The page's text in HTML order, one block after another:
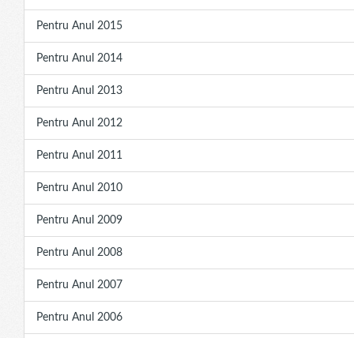
Pentru Anul 2015
Pentru Anul 2014
Pentru Anul 2013
Pentru Anul 2012
Pentru Anul 2011
Pentru Anul 2010
Pentru Anul 2009
Pentru Anul 2008
Pentru Anul 2007
Pentru Anul 2006